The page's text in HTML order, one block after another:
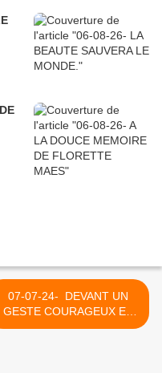
07-07-24- DEVANT UN
GESTE COURAGEUX ET
LUCIDE DE MACRON LA